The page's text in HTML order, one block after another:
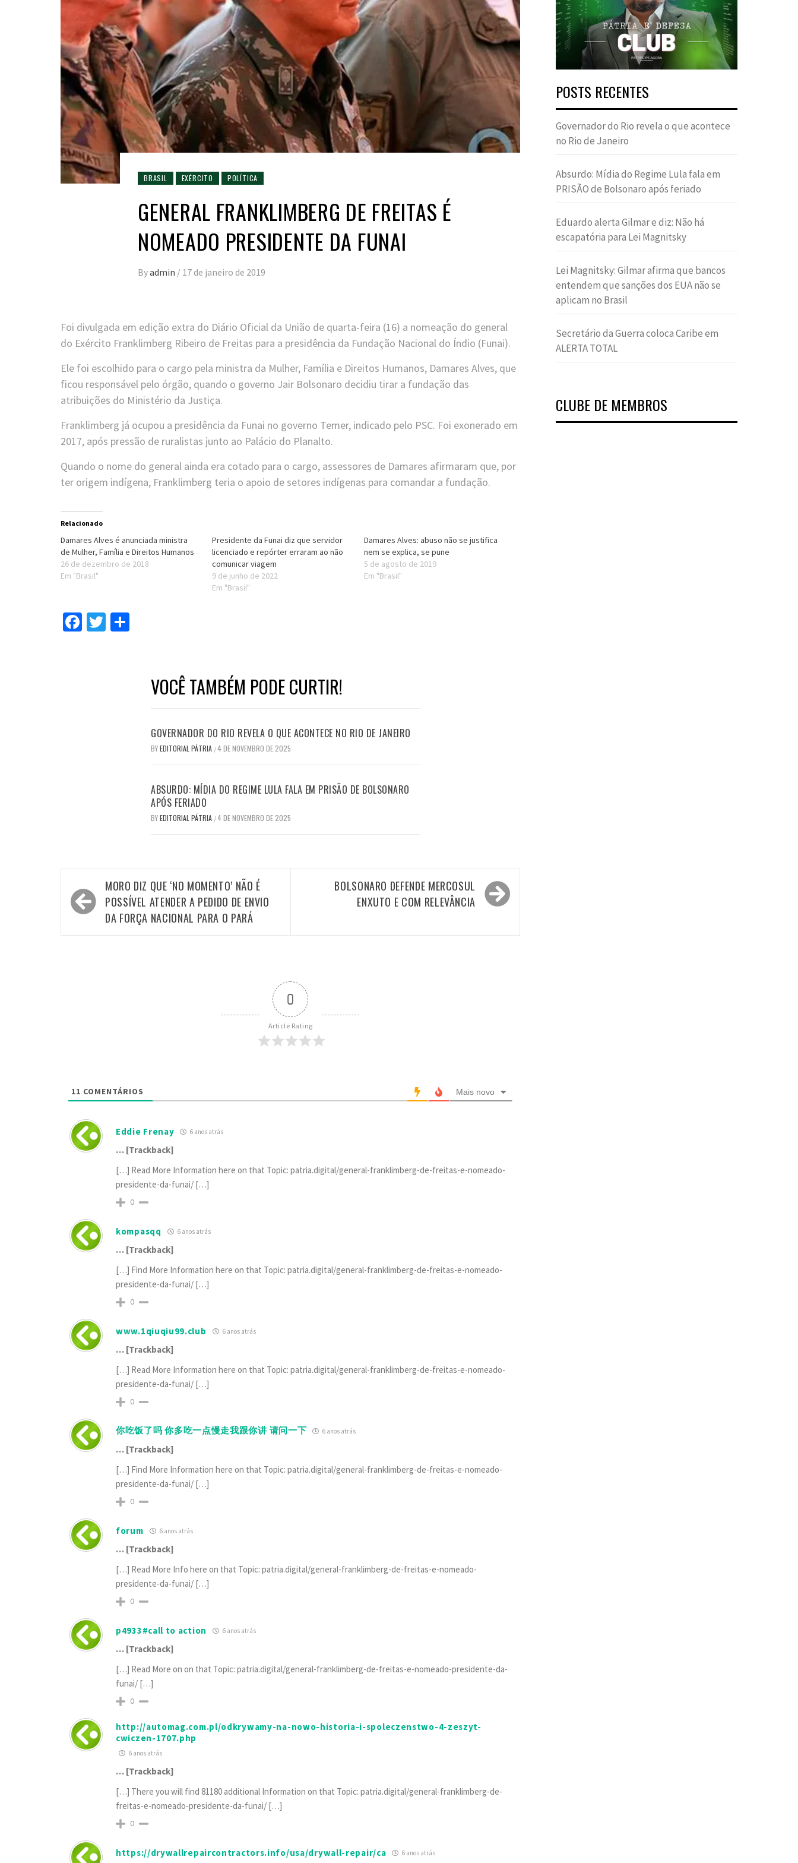
BRASIL EXÉRCITO POLÍTICA
GENERAL FRANKLIMBERG DE FREITAS É
NOMEADO PRESIDENTE DA FUNAI
Byadmin / 17 de janeiro de 2019
Foi divulgada em edição extra do Diário Oficial da União de quarta-feira (16) a nomeação do general
do Exército Franklimberg Ribeiro de Freitas para a presidência da Fundação Nacional do Índio (Funai).
Ele foi escolhido para o cargo pela ministra da Mulher, Família e Direitos Humanos, Damares Alves, que
ficou responsável pelo órgão, quando o governo Jair Bolsonaro decidiu tirar a fundação das
atribuições do Ministério da Justiça.
Franklimberg já ocupou a presidência da Funai no governo Temer, indicado pelo PSC. Foi exonerado em
2017, após pressão de ruralistas junto ao Palácio do Planalto.
Quando o nome do general ainda era cotado para o cargo, assessores de Damares afirmaram que, por
ter origem indígena, Franklimberg teria o apoio de setores indígenas para comandar a fundação.
Relacionado
Damares Alves é anunciada ministra
de Mulher, Família e Direitos Humanos
26 de dezembro de 2018
Em "Brasil"
Presidente da Funai diz que servidor
licenciado e repórter erraram ao não
comunicar viagem
9 de junho de 2022
Em "Brasil"
Damares Alves: abuso não se justifica
nem se explica, se pune
5 de agosto de 2019
Em "Brasil"
Facebook
Twitter
VOCÊ TAMBÉM PODE CURTIR!
GOVERNADOR DO RIO REVELA O QUE ACONTECE NO RIO DE JANEIRO
BYEDITORIAL PÁTRIA /4 DE NOVEMBRO DE 2025
ABSURDO: MÍDIA DO REGIME LULA FALA EM PRISÃO DE BOLSONARO
APÓS FERIADO
BYEDITORIAL PÁTRIA /4 DE NOVEMBRO DE 2025
Navegação
de
Post
MORO DIZ QUE ‘NO MOMENTO’ NÃO É
POSSÍVEL ATENDER A PEDIDO DE ENVIO
DA FORÇA NACIONAL PARA O PARÁ
BOLSONARO DEFENDE MERCOSUL
ENXUTO E COM RELEVÂNCIA
0
Article Rating
11 COMENTÁRIOS Mais novo
Eddie Frenay 6 anos atrás
… [Trackback]
[…] Read More Information here on that Topic: patria.digital/general-franklimberg-de-freitas-e-nomeado-
presidente-da-funai/ […]
0
kompasqq 6 anos atrás
… [Trackback]
[…] Find More Information here on that Topic: patria.digital/general-franklimberg-de-freitas-e-nomeado-
presidente-da-funai/ […]
0
www.1qiuqiu99.club 6 anos atrás
… [Trackback]
[…] Read More Information here on that Topic: patria.digital/general-franklimberg-de-freitas-e-nomeado-
presidente-da-funai/ […]
0
你吃饭了吗 你多吃一点慢走我跟你讲 请问一下 6 anos atrás
… [Trackback]
[…] Find More Information here on that Topic: patria.digital/general-franklimberg-de-freitas-e-nomeado-
presidente-da-funai/ […]
0
forum 6 anos atrás
… [Trackback]
[…] Read More Info here on that Topic: patria.digital/general-franklimberg-de-freitas-e-nomeado-
presidente-da-funai/ […]
0
p4933#call to action 6 anos atrás
… [Trackback]
[…] Read More on on that Topic: patria.digital/general-franklimberg-de-freitas-e-nomeado-presidente-da-
funai/ […]
0
http://automag.com.pl/odkrywamy-na-nowo-historia-i-spoleczenstwo-4-zeszyt-
cwiczen-1707.php
6 anos atrás
… [Trackback]
[…] There you will find 81180 additional Information on that Topic: patria.digital/general-franklimberg-de-
freitas-e-nomeado-presidente-da-funai/ […]
0
https://drywallrepaircontractors.info/usa/drywall-repair/ca 6 anos atrás
POSTS RECENTES
Governador do Rio revela o que acontece
no Rio de Janeiro
Absurdo: Mídia do Regime Lula fala em
PRISÃO de Bolsonaro após feriado
Eduardo alerta Gilmar e diz: Não há
escapatória para Lei Magnitsky
Lei Magnitsky: Gilmar afirma que bancos
entendem que sanções dos EUA não se
aplicam no Brasil
Secretário da Guerra coloca Caribe em
ALERTA TOTAL
CLUBE DE MEMBROS